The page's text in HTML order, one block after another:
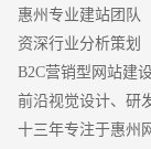
惠州专业建站团队
资深行业分析策划
B2C营销型网站建
前沿视觉设计、研
十三年专注于惠州